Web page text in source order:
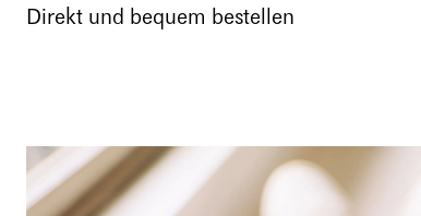
Direkt und bequem bestellen